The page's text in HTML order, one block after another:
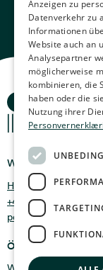
Ocean Stories
Wo findet man uns
Holmen 4b, 9750
+47 47 99 00 95
post@oceanstories.no
Öffnungszeiten
Anzeigen zu
Datenverkehr zu
Informationen
Website auch an
Analysepartner
möglicherweise
kombinieren, die
haben oder die
Nutzung ihrer